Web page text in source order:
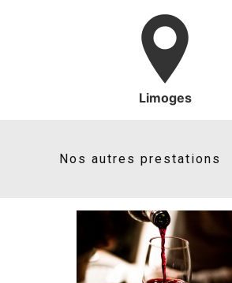
Limoges
Nos autres prestations